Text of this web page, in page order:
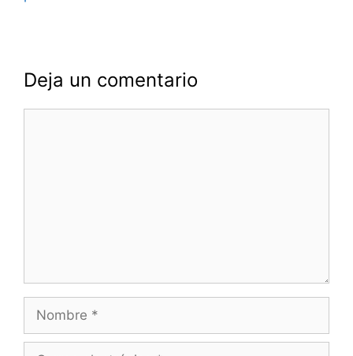
Deja un comentario